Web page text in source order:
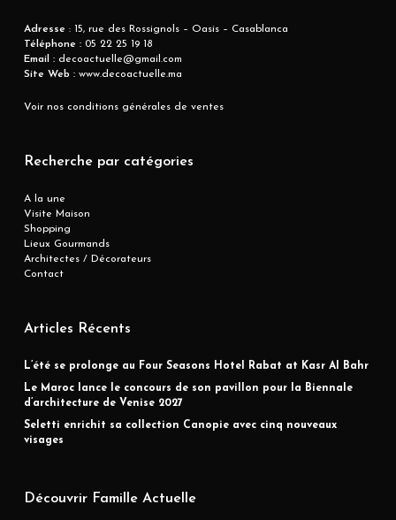
Adresse : 15, rue des Rossignols – Oasis – Casablanca
Téléphone :05 22 25 19 18
Email :decoactuelle@gmail.com
Site Web :www.decoactuelle.ma
Voir nos conditions générales de ventes
Recherche par catégories
A la une
Visite Maison
Shopping
Lieux Gourmands
Architectes / Décorateurs
Contact
Articles Récents
L’été se prolonge au Four Seasons Hotel Rabat at Kasr Al Bahr
Le Maroc lance le concours de son pavillon pour la Biennale
d’architecture de Venise 2027
Seletti enrichit sa collection Canopie avec cinq nouveaux
visages
Découvrir Famille Actuelle